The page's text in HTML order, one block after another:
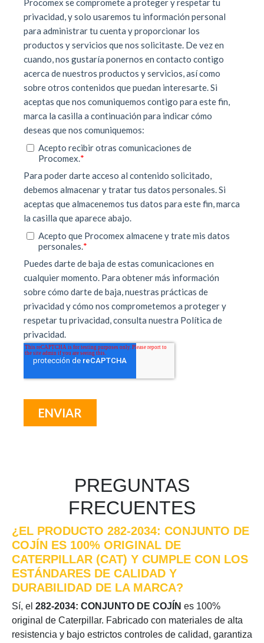
PREGUNTAS
FRECUENTES
¿EL PRODUCTO 282-2034: CONJUNTO DE
COJÍN ES 100% ORIGINAL DE
CATERPILLAR (CAT) Y CUMPLE CON LOS
ESTÁNDARES DE CALIDAD Y
DURABILIDAD DE LA MARCA?
Sí, el 282-2034: CONJUNTO DE COJÍN es 100%
original de Caterpillar. Fabricado con materiales de alta
resistencia y bajo estrictos controles de calidad, garantiza